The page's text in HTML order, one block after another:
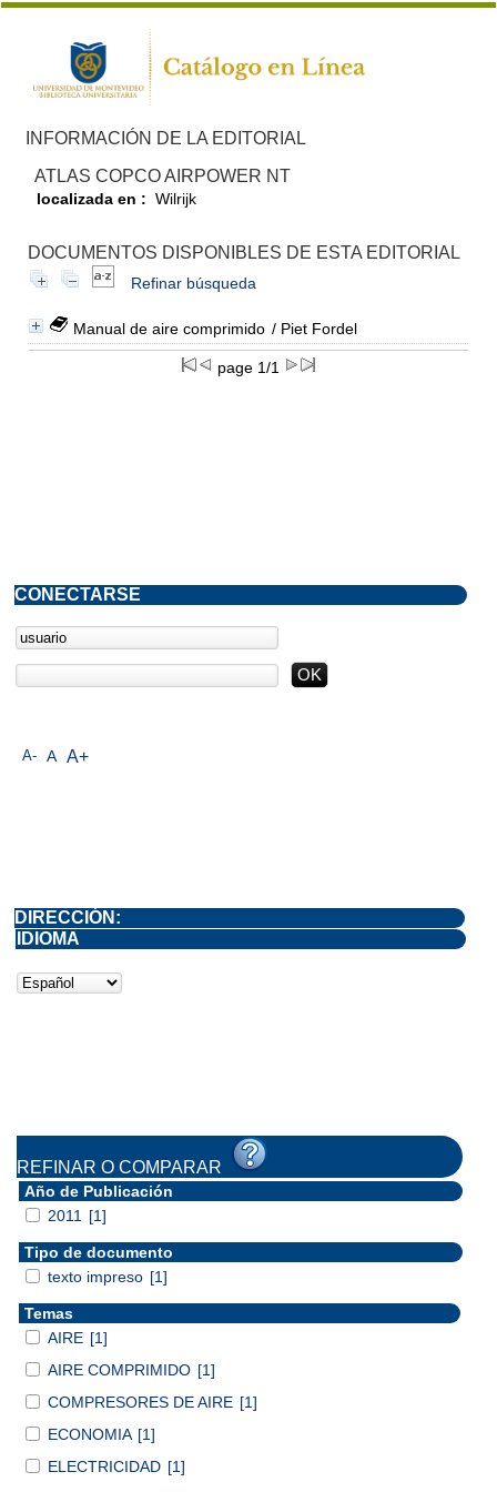
INFORMACIÓN DE LA EDITORIAL
ATLAS COPCO AIRPOWER NT
localizada en : Wilrijk
DOCUMENTOS DISPONIBLES DE ESTA EDITORIAL
Refinar búsqueda
Manual de aire comprimido / Piet Fordel
page 1/1
A- A A+
CONECTARSE
DIRECCIÓN:
IDIOMA
REFINAR O COMPARAR
Año de Publicación
2011
[1]
Tipo de documento
texto impreso [1]
Temas
AIRE [1]
AIRE COMPRIMIDO [1]
COMPRESORES DE AIRE [1]
ECONOMIA [1]
ELECTRICIDAD [1]